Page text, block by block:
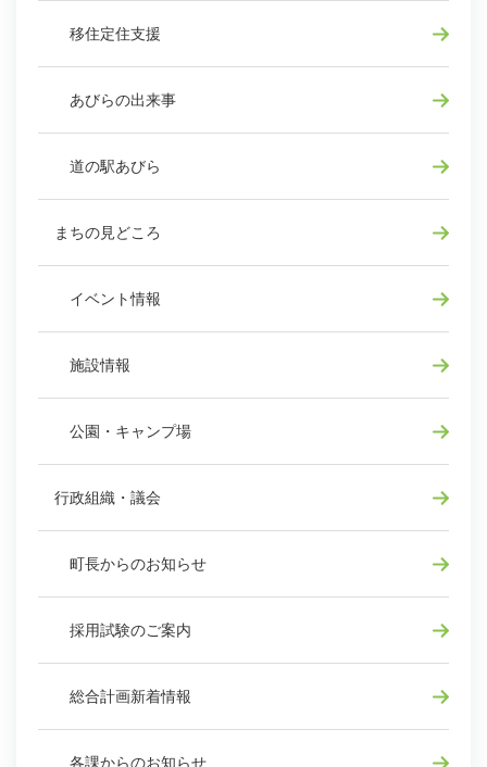
移住定住支援
あびらの出来事
道の駅あびら
まちの見どころ
イベント情報
施設情報
公園・キャンプ場
行政組織・議会
町長からのお知らせ
採用試験のご案内
総合計画新着情報
各課からのお知らせ